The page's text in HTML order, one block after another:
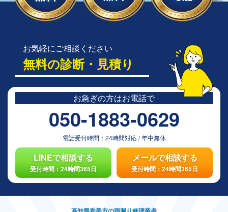
お気軽にご相談ください
無料の診断・見積り
お急ぎの方はお電話で
050-1883-0629
電話受付時間： 24時間対応/年中無休
LINEで相談する
受付時間：24時間365日
メールで相談する
受付時間：24時間365日